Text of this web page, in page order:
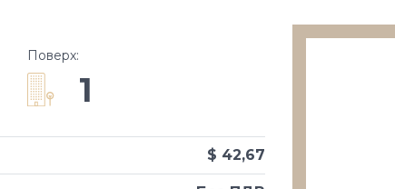
Поверх:
1
$ 42,67